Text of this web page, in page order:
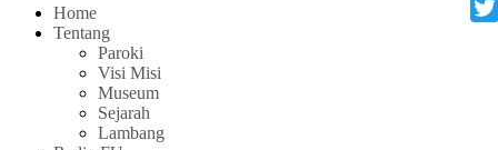
Home
Tentang
Paroki
Visi Misi
Museum
Sejarah
Lambang